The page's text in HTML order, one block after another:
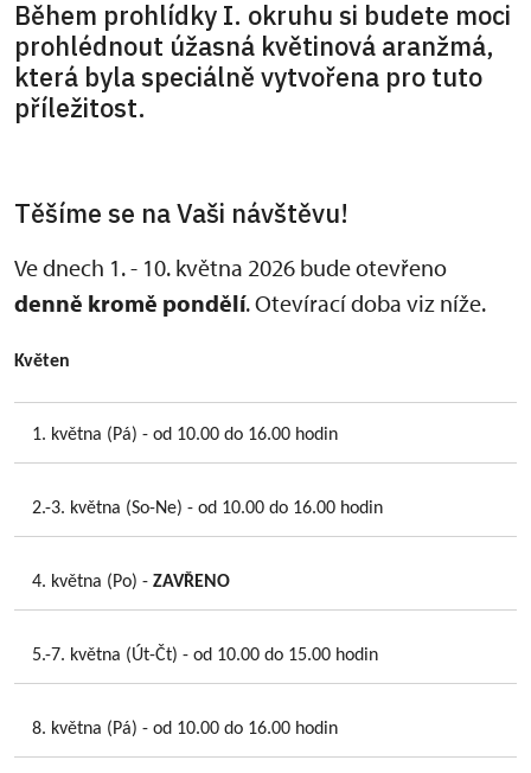
Během prohlídky I. okruhu si budete moci
prohlédnout úžasná květinová aranžmá,
která byla speciálně vytvořena pro tuto
příležitost.
Těšíme se na Vaši návštěvu!
Ve dnech 1. - 10. května 2026 bude otevřeno
denně kromě pondělí. Otevírací doba viz níže.
Květen
1. května (Pá) - od 10.00 do 16.00 hodin
2.-3. května (So-Ne) - od 10.00 do 16.00 hodin
4. května (Po) - ZAVŘENO
5.-7. května (Út-Čt) - od 10.00 do 15.00 hodin
8. května (Pá) - od 10.00 do 16.00 hodin